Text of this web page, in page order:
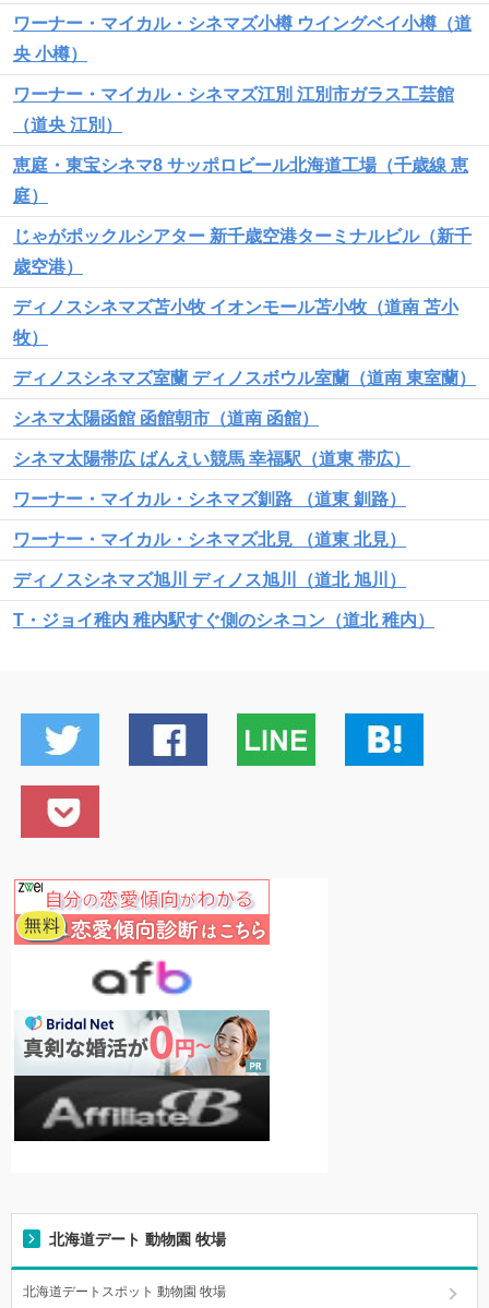
ワーナー・マイカル・シネマズ小樽 ウイングベイ小樽（道
央 小樽）
ワーナー・マイカル・シネマズ江別 江別市ガラス工芸館
（道央 江別）
恵庭・東宝シネマ8 サッポロビール北海道工場（千歳線 恵
庭）
じゃがポックルシアター 新千歳空港ターミナルビル（新千
歳空港）
ディノスシネマズ苫小牧 イオンモール苫小牧（道南 苫小
牧）
ディノスシネマズ室蘭 ディノスボウル室蘭（道南 東室蘭）
シネマ太陽函館 函館朝市（道南 函館）
シネマ太陽帯広 ばんえい競馬 幸福駅（道東 帯広）
ワーナー・マイカル・シネマズ釧路 （道東 釧路）
ワーナー・マイカル・シネマズ北見 （道東 北見）
ディノスシネマズ旭川 ディノス旭川（道北 旭川）
T・ジョイ稚内 稚内駅すぐ側のシネコン（道北 稚内）
北海道デート 動物園 牧場
北海道デートスポット 動物園 牧場